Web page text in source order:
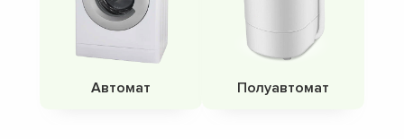
Автомат Полуавтомат